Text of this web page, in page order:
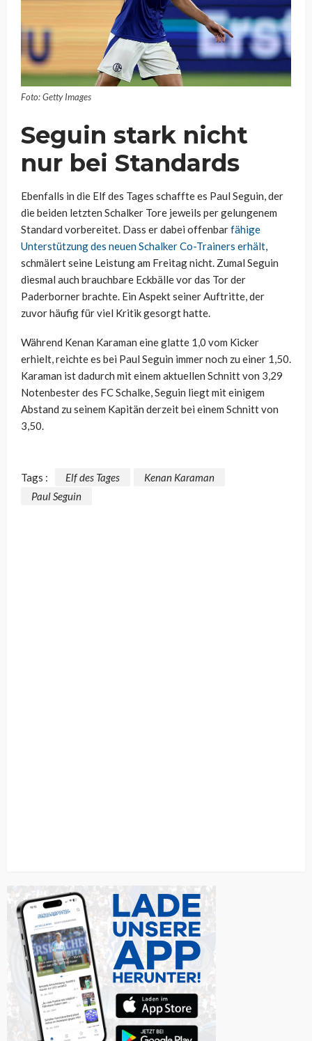
Foto: Getty Images
Seguin stark nicht
nur bei Standards
Ebenfalls in die Elf des Tages schaffte es Paul Seguin, der
die beiden letzten Schalker Tore jeweils per gelungenem
Standard vorbereitet. Dass er dabei offenbarfähige
Unterstützung des neuen Schalker Co-Trainers erhält,
schmälert seine Leistung am Freitag nicht. Zumal Seguin
diesmal auch brauchbare Eckbälle vor das Tor der
Paderborner brachte. Ein Aspekt seiner Auftritte, der
zuvor häufig für viel Kritik gesorgt hatte.
Während Kenan Karaman eine glatte 1,0 vom Kicker
erhielt, reichte es bei Paul Seguin immer noch zu einer 1,50.
Karaman ist dadurch mit einem aktuellen Schnitt von 3,29
Notenbester des FC Schalke, Seguin liegt mit einigem
Abstand zu seinem Kapitän derzeit bei einem Schnitt von
3,50.
Tags : Elf des Tages
Kenan Karaman
Paul Seguin